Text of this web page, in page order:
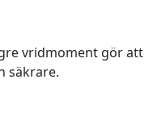
vridmoment gör att
säkrare.